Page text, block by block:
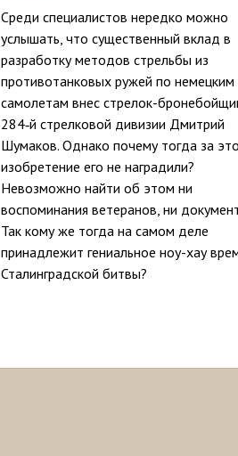
Среди специалистов нередко можно
услышать, что существенный вклад в
разработку методов стрельбы из
противотанковых ружей по немецким
самолетам внес стрелок-
284‑й стрелковой дивизии Дмитрий
Шумаков. Однако почему тогда за
изобретение его не наградили?
Невозможно найти об этом ни
воспоминания ветеранов, ни
Так кому же тогда на самом деле
принадлежит гениальное ноу-хау
Сталинградской битвы?